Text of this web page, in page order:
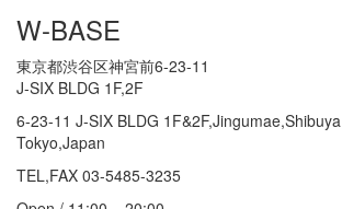
W-BASE
東京都渋谷区神宮前6-23-11
J-SIX BLDG 1F,2F
6-23-11 J-SIX BLDG 1F&2F,Jingumae,Shibuya
Tokyo,Japan
TEL,FAX 03-5485-3235